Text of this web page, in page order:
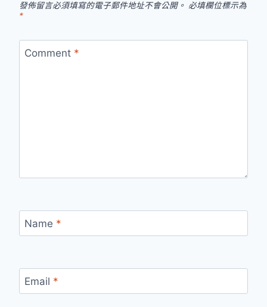
發佈留言必須填寫的電子郵件地址不會公開。 必填欄位標示為
*
Comment *
Name *
Email *